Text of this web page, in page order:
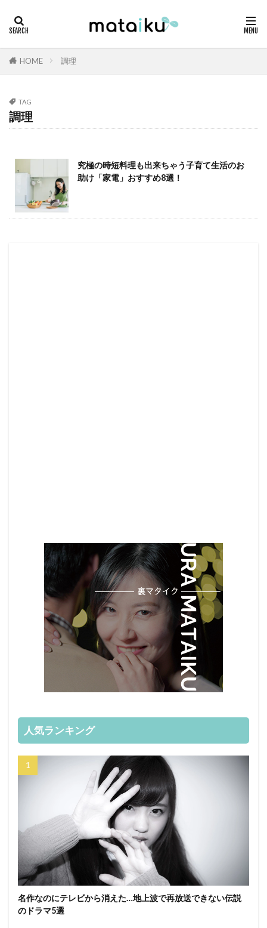
HOME 調理
TAG
調理
究極の時短料理も出来ちゃう子育て生活のお
助け「家電」おすすめ8選！
人気ランキング
名作なのにテレビから消えた…地上波で再放送できない伝説
のドラマ5選